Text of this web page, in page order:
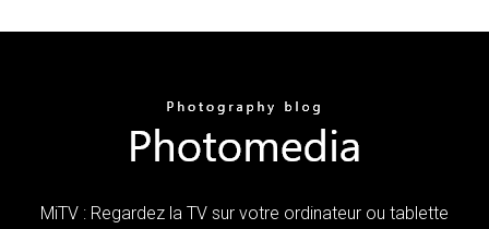
MiTV : Regardez la TV sur votre ordinateur ou tablette